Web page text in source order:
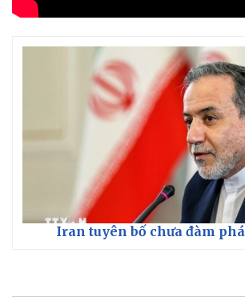
Iran tuyên bố chưa đàm